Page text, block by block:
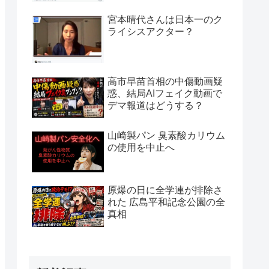
宮本晴代さんは日本一のク
ライシスアクター？
高市早苗首相の中傷動画疑
惑、結局AIフェイク動画で
デマ報道はどうする？
山崎製パン 臭素酸カリウム
の使用を中止へ
原爆の日に全学連が排除さ
れた 広島平和記念公園の全
真相